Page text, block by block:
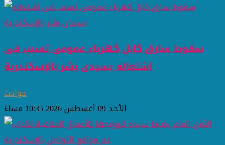
سقوط سارق كابل كهرباء عمومى تسبب فى
اشتعاله بسيدى بشر بالإسكندرية
حوادث
الأحد 09 أغسطس 2026 10:35 مساءً